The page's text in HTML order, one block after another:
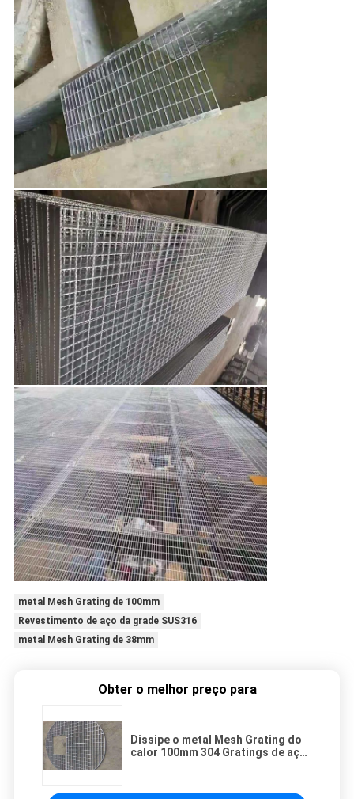
metal Mesh Grating de 100mm
Revestimento de aço da grade SUS316
metal Mesh Grating de 38mm
Obter o melhor preço para
Dissipe o metal Mesh Grating do
calor 100mm 304 Gratings de aço